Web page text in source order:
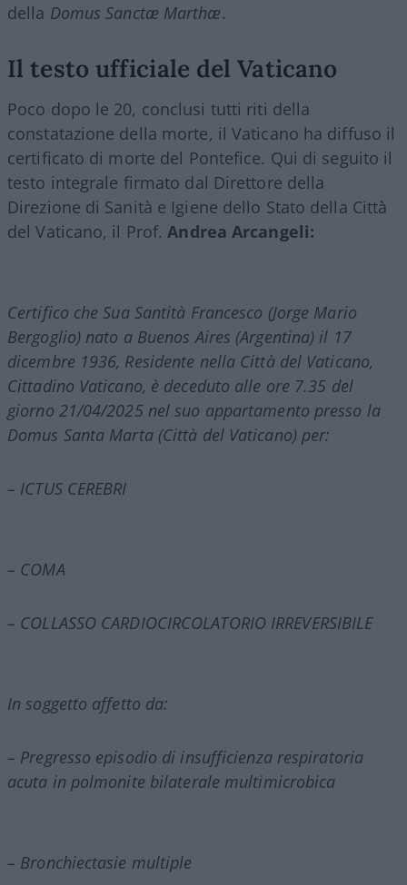
della Domus Sanctæ Marthæ.
Il testo ufficiale del Vaticano
Poco dopo le 20, conclusi tutti riti della
constatazione della morte, il Vaticano ha diffuso il
certificato di morte del Pontefice. Qui di seguito il
testo integrale firmato dal Direttore della
Direzione di Sanità e Igiene dello Stato della Città
del Vaticano, il Prof.Andrea Arcangeli:
Certifico che Sua Santità Francesco (Jorge Mario
Bergoglio) nato a Buenos Aires (Argentina) il 17
dicembre 1936, Residente nella Città del Vaticano,
Cittadino Vaticano, è deceduto alle ore 7.35 del
giorno 21/04/2025 nel suo appartamento presso la
Domus Santa Marta (Città del Vaticano) per:
– ICTUS CEREBRI
– COMA
– COLLASSO CARDIOCIRCOLATORIO IRREVERSIBILE
In soggetto affetto da:
– Pregresso episodio di insufficienza respiratoria
acuta in polmonite bilaterale multimicrobica
– Bronchiectasie multiple